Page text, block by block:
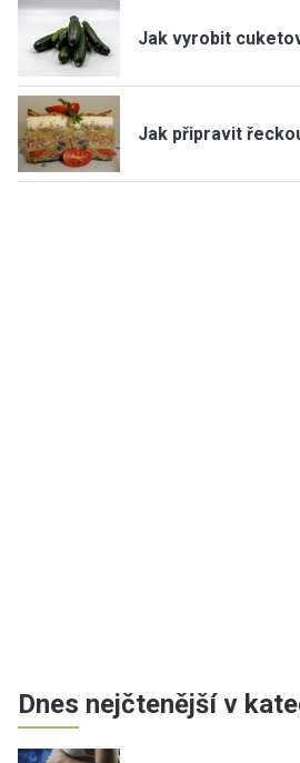
Jak vyrobit
Jak připravit
Dnes nejčtenější v